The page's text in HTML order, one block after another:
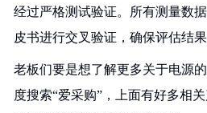
经过严格测试验证。所有测量数
皮书进行交叉验证，确保评估结果
老板们要是想了解更多关于电源
度搜索“爱采购”，上面有好多相